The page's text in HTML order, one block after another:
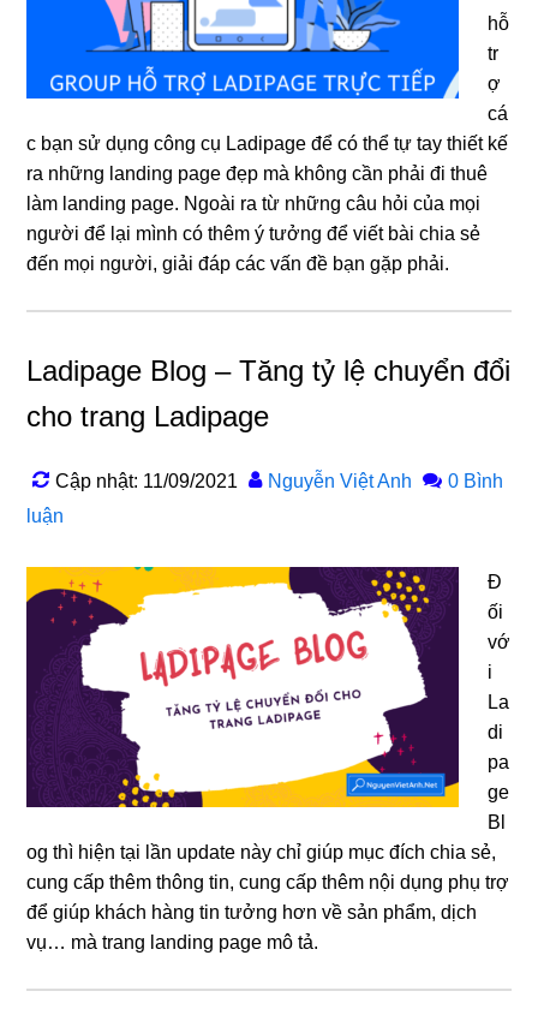
hỗ
tr
ợ
cá
c bạn sử dụng công cụ Ladipage để có thể tự tay thiết kế
ra những landing page đẹp mà không cần phải đi thuê
làm landing page. Ngoài ra từ những câu hỏi của mọi
người để lại mình có thêm ý tưởng để viết bài chia sẻ
đến mọi người, giải đáp các vấn đề bạn gặp phải.
Ladipage Blog – Tăng tỷ lệ chuyển đổi
cho trang Ladipage
Cập nhật: 11/09/2021 Nguyễn Việt Anh
0 Bình
luận
Đ
ối
vớ
i
La
di
pa
ge
Bl
og thì hiện tại lần update này chỉ giúp mục đích chia sẻ,
cung cấp thêm thông tin, cung cấp thêm nội dụng phụ trợ
để giúp khách hàng tin tưởng hơn về sản phẩm, dịch
vụ… mà trang landing page mô tả.